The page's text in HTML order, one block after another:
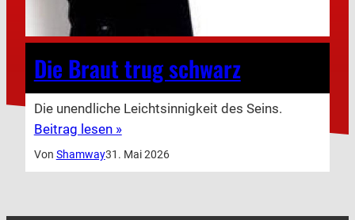
Die Braut trug schwarz
Die unendliche Leichtsinnigkeit des Seins.
Beitrag lesen »
Von Shamway31. Mai 2026